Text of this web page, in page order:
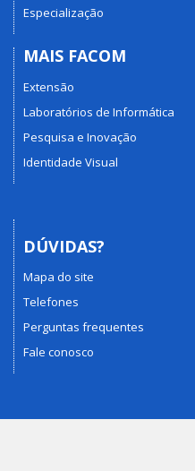
Especialização
MAIS FACOM
Extensão
Laboratórios de Informática
Pesquisa e Inovação
Identidade Visual
DÚVIDAS?
Mapa do site
Telefones
Perguntas frequentes
Fale conosco